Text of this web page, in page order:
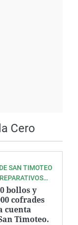
Cero
SAN TIMOTEO
GRANDES
bollos y
cofrades
cuenta
Timoteo.